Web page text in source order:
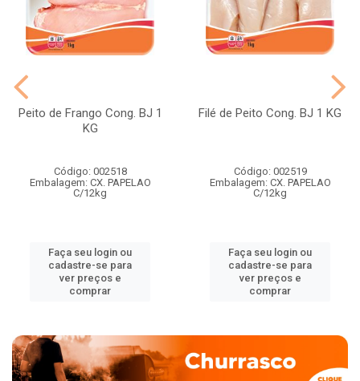
Peito de Frango Cong. BJ 1
KG
Código: 002518
Embalagem: CX. PAPELAO
C/12kg
Faça seu login ou
cadastre-se para
ver preços e
comprar
Filé de Peito Cong. BJ 1 KG
Código: 002519
Embalagem: CX. PAPELAO
C/12kg
Faça seu login ou
cadastre-se para
ver preços e
comprar